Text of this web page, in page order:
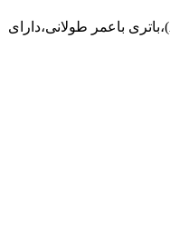
دارای قابلیت نویز کنسلینگ فعال (ANC)،باتری باعمر طولانی،دارای